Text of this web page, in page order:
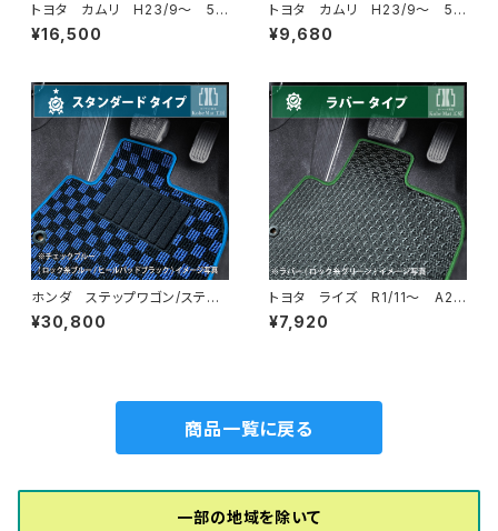
トヨタ カムリ H23/9〜 5
0/70系 フロアマット一式 カ
ーマット ハイグレードタイプ
¥16,500
トヨタ カムリ H23/9〜 5
0/70系 フロアマット一式 カ
ーマット 防水 ラバータイプ
¥9,680
ホンダ ステップワゴン/ステッ
プワゴンスパーダ R4/5〜 R
P6/7/8 フロアマット一式 カ
¥30,800
トヨタ ライズ R1/11〜 A20
0系 フロアマット一式 カーマ
ット 防水 ラバータイプ
¥7,920
商品一覧に戻る
一部の地域を除いて